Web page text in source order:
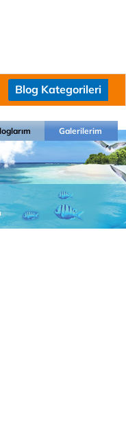
Blog Kategorileri
Galerilerim